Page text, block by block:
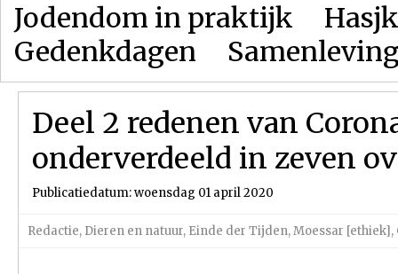
Jodendom in praktijk
Gedenkdagen
Deel 2 redenen van
onderverdeeld in zeven
Publicatiedatum: woensdag 01 april 2020
Redactie, Dieren en natuur, Einde der Tijden,Moessar [ethiek],